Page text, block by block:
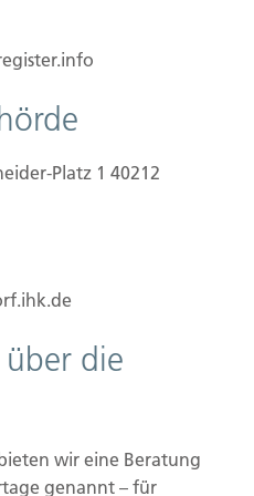
Platz 1 40212
die
wir eine Beratung
genannt – für